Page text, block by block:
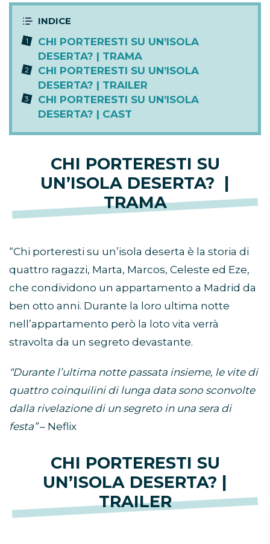
CHI PORTERESTI SU UN’ISOLA
DESERTA? | TRAMA
CHI PORTERESTI SU UN’ISOLA
DESERTA? | TRAILER
CHI PORTERESTI SU UN’ISOLA
DESERTA? | CAST
CHI PORTERESTI SU
UN’ISOLA DESERTA? |
TRAMA
“Chi porteresti su un’isola deserta è la storia di
quattro ragazzi, Marta, Marcos, Celeste ed Eze,
che condividono un appartamento a Madrid da
ben otto anni. Durante la loro ultima notte
nell’appartamento però la loto vita verrà
stravolta da un segreto devastante.
“Durante l’ultima notte passata insieme, le vite di
quattro coinquilini di lunga data sono sconvolte
dalla rivelazione di un segreto in una sera di
festa”– Neflix
CHI PORTERESTI SU
UN’ISOLA DESERTA? |
TRAILER